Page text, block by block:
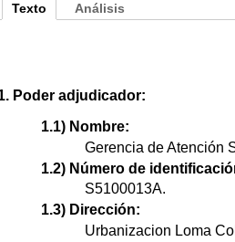
Texto
Poder adjudicador:
1.1) Nombre:
Gerencia de Atención
1.2) Número de
S5100013A.
1.3) Dirección:
Urbanizacion Loma
Análisis